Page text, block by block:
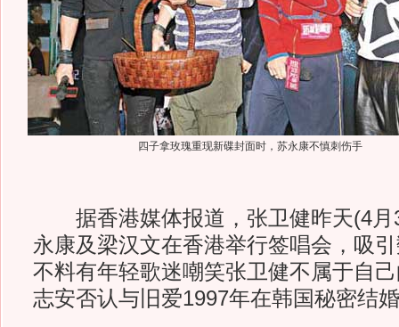
四子拿玫瑰重现新碟封面时，苏永康不慎刺伤手
据香港媒体报道，张卫健昨天(4月
永康及梁汉文在香港举行签唱会，吸
不料有年轻歌迷嘲笑张卫健不属于自
志安否认与旧爱1997年在韩国秘密结